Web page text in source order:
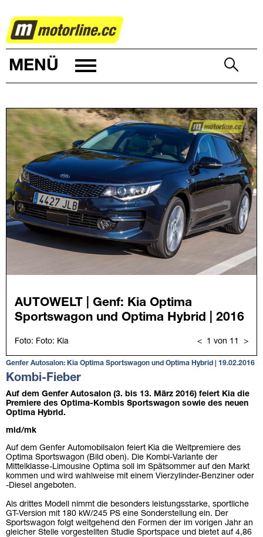
AUTOWELT
MENÜ
Genfer Autosalon: Kia Optima Sportswagon und Optima Hybrid | 19.02.2016
Kombi-Fieber
Auf dem Genfer Autosalon (3. bis 13. März 2016) feiert Kia die
Premiere des Optima-Kombis Sportswagon sowie des neuen
Optima Hybrid.
mid/mk
Auf dem Genfer Automobilsalon feiert Kia die Weltpremiere des
Optima Sportswagon (Bild oben). Die Kombi-Variante der
Mittelklasse-Limousine Optima soll im Spätsommer auf den Markt
kommen und wird wahlweise mit einem Vierzylinder-Benziner oder
-Diesel angeboten.
Als drittes Modell nimmt die besonders leistungsstarke, sportliche
GT-Version mit 180 kW/245 PS eine Sonderstellung ein. Der
Sportswagon folgt weitgehend den Formen der im vorigen Jahr an
gleicher Stelle vorgestellten Studie Sportspace und bietet auf 4,86